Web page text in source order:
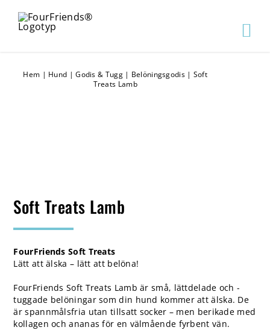
Hem | Hund |Godis & Tugg| Belöningsgodis| Soft
Treats Lamb
Soft Treats Lamb
FourFriends Soft Treats
Lätt att älska – lätt att belöna!
FourFriends Soft Treats Lamb är små, lättdelade och -
tuggade belöningar som din hund kommer att älska. De
är spannmålsfria utan tillsatt socker – men berikade med
kollagen och ananas för en välmående fyrbent vän.